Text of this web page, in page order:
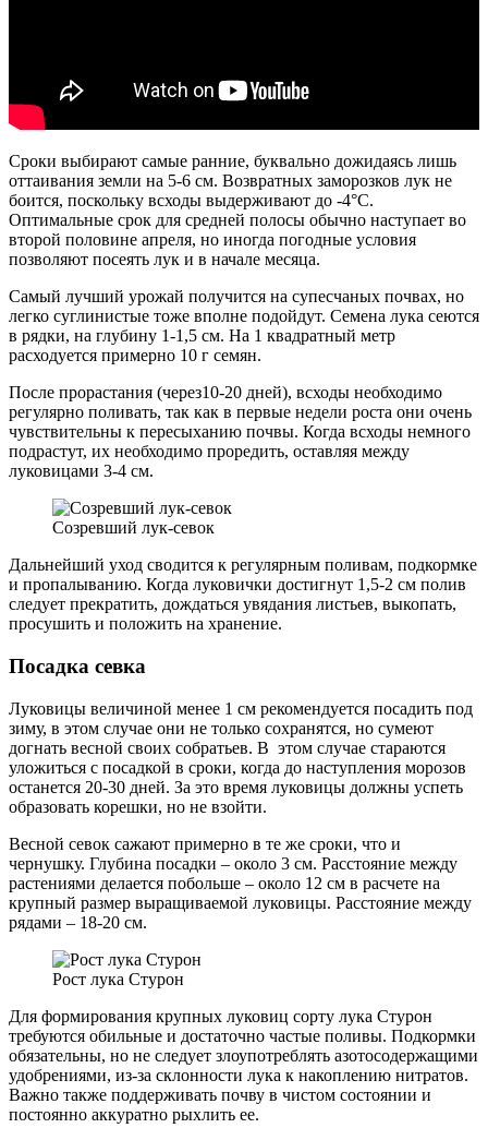
Сроки выбирают самые ранние, буквально дожидаясь лишь
оттаивания земли на 5-6 см. Возвратных заморозков лук не
боится, поскольку всходы выдерживают до -4°С.
Оптимальные срок для средней полосы обычно наступает во
второй половине апреля, но иногда погодные условия
позволяют посеять лук и в начале месяца.
Самый лучший урожай получится на супесчаных почвах, но
легко суглинистые тоже вполне подойдут. Семена лука сеются
в рядки, на глубину 1-1,5 см. На 1 квадратный метр
расходуется примерно 10 г семян.
После прорастания (через10-20 дней), всходы необходимо
регулярно поливать, так как в первые недели роста они очень
чувствительны к пересыханию почвы. Когда всходы немного
подрастут, их необходимо проредить, оставляя между
луковицами 3-4 см.
Созревший лук-севок
Дальнейший уход сводится к регулярным поливам, подкормке
и пропалыванию. Когда луковички достигнут 1,5-2 см полив
следует прекратить, дождаться увядания листьев, выкопать,
просушить и положить на хранение.
Посадка севка
Луковицы величиной менее 1 см рекомендуется посадить под
зиму, в этом случае они не только сохранятся, но сумеют
догнать весной своих собратьев. В этом случае стараются
уложиться с посадкой в сроки, когда до наступления морозов
останется 20-30 дней. За это время луковицы должны успеть
образовать корешки, но не взойти.
Весной севок сажают примерно в те же сроки, что и
чернушку. Глубина посадки – около 3 см. Расстояние между
растениями делается побольше – около 12 см в расчете на
крупный размер выращиваемой луковицы. Расстояние между
рядами – 18-20 см.
Рост лука Стурон
Для формирования крупных луковиц сорту лука Стурон
требуются обильные и достаточно частые поливы. Подкормки
обязательны, но не следует злоупотреблять азотосодержащими
удобрениями, из-за склонности лука к накоплению нитратов.
Важно также поддерживать почву в чистом состоянии и
постоянно аккуратно рыхлить ее.